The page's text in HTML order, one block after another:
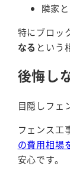
隣家
特にブロッ
なる という
後悔し
目隠しフェ
フェンス工
の費用相場
安心です。